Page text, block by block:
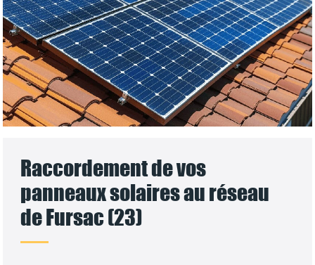
Raccordement de vos
panneaux solaires au réseau
de Fursac (23)